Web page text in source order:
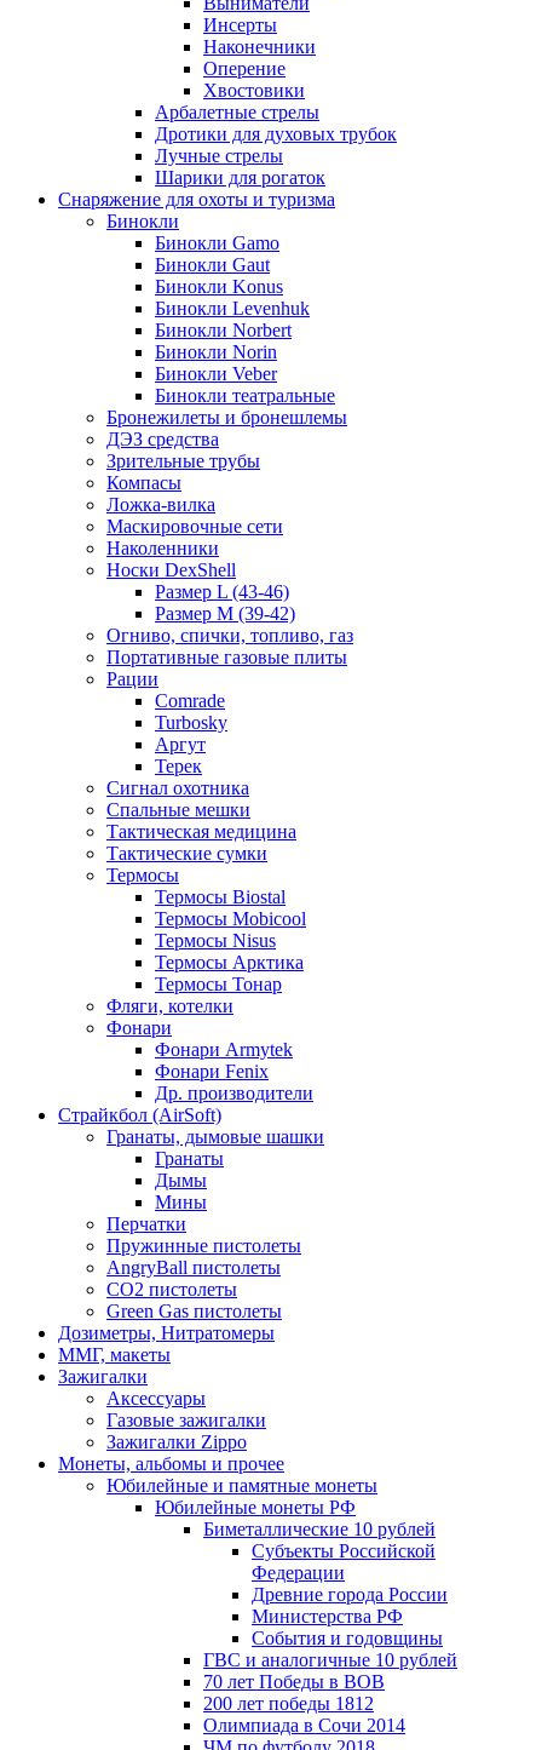
Инсерты
Наконечники
Оперение
Хвостовики
Арбалетные стрелы
Дротики для духовых трубок
Лучные стрелы
Шарики для рогаток
Снаряжение для охоты и туризма
Бинокли
Бинокли Gamo
Бинокли Gaut
Бинокли Konus
Бинокли Levenhuk
Бинокли Norbert
Бинокли Norin
Бинокли Veber
Бинокли театральные
Бронежилеты и бронешлемы
ДЭЗ средства
Зрительные трубы
Компасы
Ложка-вилка
Маскировочные сети
Наколенники
Носки DexShell
Размер L (43-46)
Размер M (39-42)
Огниво, спички, топливо, газ
Портативные газовые плиты
Рации
Comrade
Turbosky
Аргут
Терек
Сигнал охотника
Спальные мешки
Тактическая медицина
Тактические сумки
Термосы
Термосы Biostal
Термосы Mobicool
Термосы Nisus
Термосы Арктика
Термосы Тонар
Фляги, котелки
Фонари
Фонари Armytek
Фонари Fenix
Др. производители
Страйкбол (AirSoft)
Гранаты, дымовые шашки
Гранаты
Дымы
Мины
Перчатки
Пружинные пистолеты
AngryBall пистолеты
CO2 пистолеты
Green Gas пистолеты
Дозиметры, Нитратомеры
ММГ, макеты
Зажигалки
Аксессуары
Газовые зажигалки
Зажигалки Zippo
Монеты, альбомы и прочее
Юбилейные и памятные монеты
Юбилейные монеты РФ
Биметаллические 10 рублей
Субъекты Российской
Федерации
Древние города России
Министерства РФ
События и годовщины
ГВС и аналогичные 10 рублей
70 лет Победы в ВОВ
200 лет победы 1812
Олимпиада в Сочи 2014